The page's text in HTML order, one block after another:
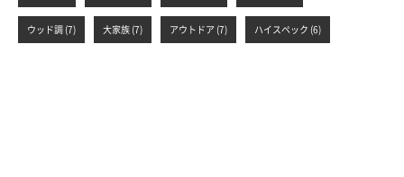
ウッド調 (7) 大家族 (7) アウトドア (7) ハイスペック (6)